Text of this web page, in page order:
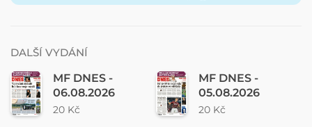
DALŠÍ VYDÁNÍ
MF DNES -
06.08.2026
20 Kč
MF DNES -
05.08.2026
20 Kč